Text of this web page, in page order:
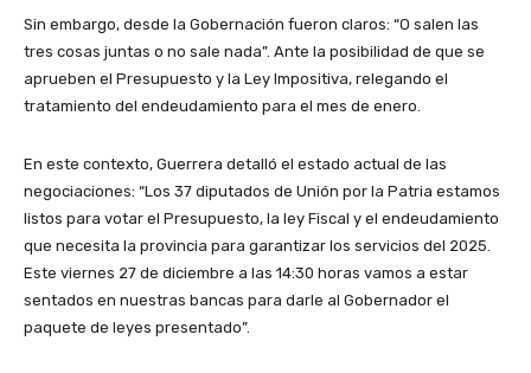
Sin embargo, desde la Gobernación fueron claros: “O salen las
tres cosas juntas o no sale nada”. Ante la posibilidad de que se
aprueben el Presupuesto y la Ley Impositiva, relegando el
tratamiento del endeudamiento para el mes de enero.
En este contexto, Guerrera detalló el estado actual de las
negociaciones: “Los 37 diputados de Unión por la Patria estamos
listos para votar el Presupuesto, la ley Fiscal y el endeudamiento
que necesita la provincia para garantizar los servicios del 2025.
Este viernes 27 de diciembre a las 14:30 horas vamos a estar
sentados en nuestras bancas para darle al Gobernador el
paquete de leyes presentado”.